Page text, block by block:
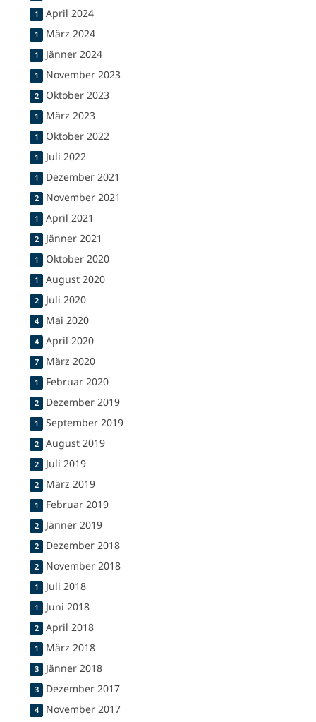
1 April 2024
1 März 2024
1 Jänner 2024
1 November 2023
2 Oktober 2023
1 März 2023
1 Oktober 2022
1 Juli 2022
1 Dezember 2021
2 November 2021
1 April 2021
2 Jänner 2021
1 Oktober 2020
1 August 2020
2 Juli 2020
4 Mai 2020
4 April 2020
7 März 2020
1 Februar 2020
2 Dezember 2019
1 September 2019
2 August 2019
2 Juli 2019
2 März 2019
1 Februar 2019
2 Jänner 2019
2 Dezember 2018
2 November 2018
1 Juli 2018
1 Juni 2018
2 April 2018
1 März 2018
3 Jänner 2018
3 Dezember 2017
4 November 2017